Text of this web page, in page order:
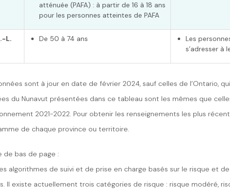
atténuée (PAFA) : à partir de 16 à 18 ans
pour les personnes atteintes de PAFA
L. De 50 à 74 ans
Les
s’adresser à
sont à jour en date de février 2024, sauf celles de l’Ontario,
du Nunavut présentées dans ce tableau sont les mêmes que
2021-2022. Pour obtenir les renseignements les plus
de chaque province ou territoire.
de bas de page :
algorithmes de suivi et de prise en charge basés sur le risque et
Il existe actuellement trois catégories de risque : risque modéré,